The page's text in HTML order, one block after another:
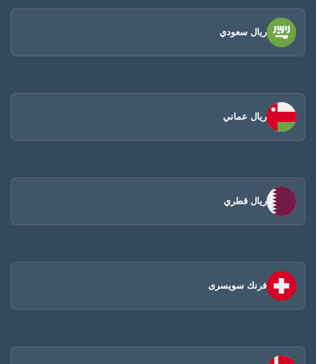
ريال سعودي
ريال عماني
ريال قطري
فرنك سويسرى